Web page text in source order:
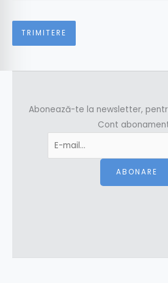
Abonează-te la newsletter,
Cont
ABONARE